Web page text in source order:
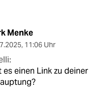
Menke
, 11:06 Uhr
es einen Link zu deiner